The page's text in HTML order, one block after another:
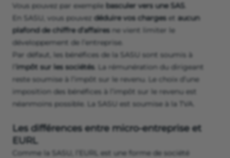
Vous pouvez par exemple basculer vers une SAS
En SASU, vous pouvez déduire vos charges et aucun
plafond de chiffre d’affaires ne vient limiter le
développement de l’entreprise.
Par défaut, les bénéfices de la SASU sont soumis à
impôt sur les sociétés. La rémunération du dirigeant
reste soumise à l’impôt sur le revenu. Le choix d’une
imposition des bénéfices à l’impôt sur le revenu est
néanmoins possible. La SASU est soumise à la TVA.
Les différences entre micro-entreprise et
EURL
Comme la SASU, l’EURL est une forme de société